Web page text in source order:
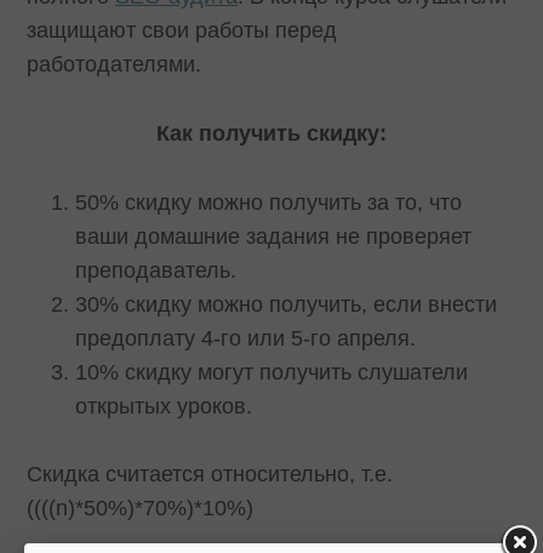
защищают свои работы перед
работодателями.
Как получить скидку:
50% скидку можно получить за то, что
ваши домашние задания не проверяет
преподаватель.
30% скидку можно получить, если внести
предоплату 4-го или 5-го апреля.
10% скидку могут получить слушатели
открытых уроков.
Скидка считается относительно, т.е.
((((n)*50%)*70%)*10%)